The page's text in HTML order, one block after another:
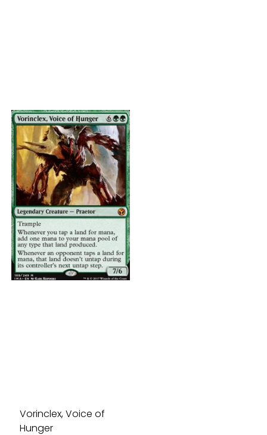
Vorinclex, Voice of
Hunger